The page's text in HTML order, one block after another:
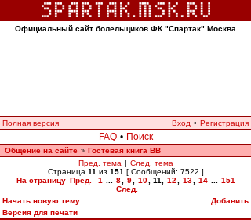
Официальный сайт болельщиков ФК "Спартак" Москва
Полная версия Вход • Регистрация
FAQ • Поиск
Общение на сайте » Гостевая книга ВВ
Пред. тема | След. тема
Страница 11 из 151 [ Сообщений: 7522 ]
На страницу Пред. 1 8 9 10 11 12 13 14
151
След.
Начать новую тему
Добавить
Версия для печати